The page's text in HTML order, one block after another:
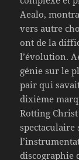
Aealo,
vers autre
ont de la
l’évolution.
génie sur le
pair qui
dixième
Rotting
spectaculaire
discographie